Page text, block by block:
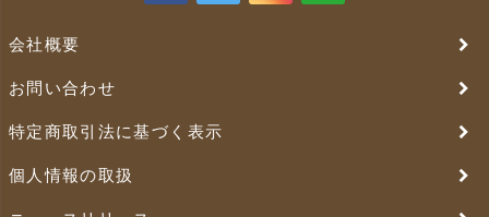
会社概要
お問い合わせ
特定商取引法に基づく表示
個人情報の取扱